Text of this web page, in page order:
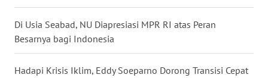
Di Usia Seabad, NU Diapresiasi MPR RI atas Peran
Besarnya bagi Indonesia
Hadapi Krisis Iklim, Eddy Soeparno Dorong Transisi Cepat
WN